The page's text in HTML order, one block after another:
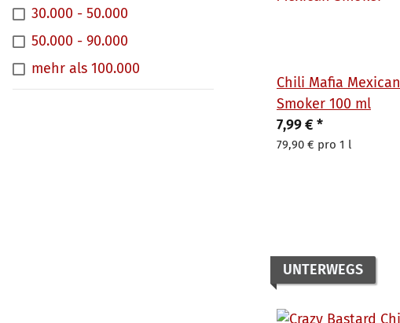
Chili Mafia Mexican
Smoker 100 ml
7,99 €*
79,90 € pro 1 l
UNTERWEGS
30.000 - 50.000
50.000 - 90.000
mehr als 100.000